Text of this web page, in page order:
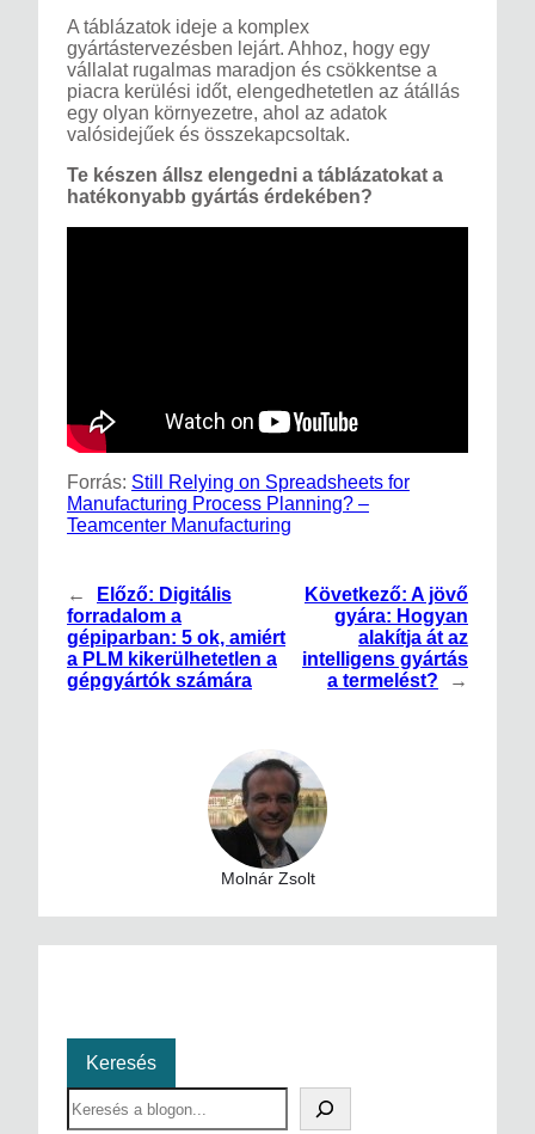
A táblázatok ideje a komplex
gyártástervezésben lejárt. Ahhoz, hogy egy
vállalat rugalmas maradjon és csökkentse a
piacra kerülési időt, elengedhetetlen az átállás
egy olyan környezetre, ahol az adatok
valósidejűek és összekapcsoltak.
Te készen állsz elengedni a táblázatokat a
hatékonyabb gyártás érdekében?
Forrás: Still Relying on Spreadsheets for
Manufacturing Process Planning? –
Teamcenter Manufacturing
← Előző: Digitális
forradalom a
gépiparban: 5 ok, amiért
a PLM kikerülhetetlen a
gépgyártók számára
Következő: A jövő
gyára: Hogyan
alakítja át az
intelligens gyártás
a termelést?
→
Molnár Zsolt
Keresés
S
e